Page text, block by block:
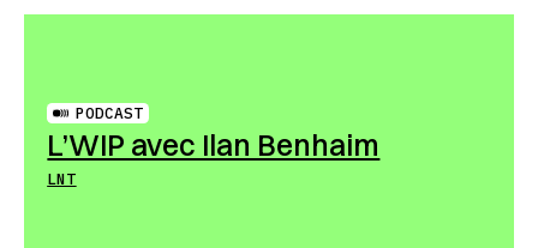
PODCAST
L’WIP avec Ilan Benhaim
LNT